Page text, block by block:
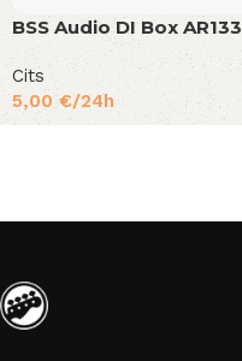
BSS Audio DI Box AR133
Cits
5,00€/24h